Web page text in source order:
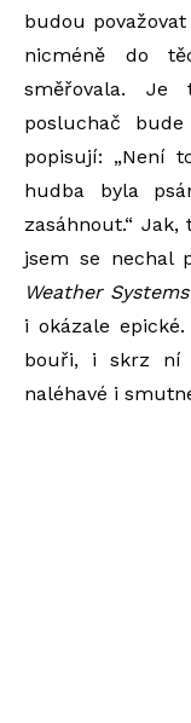
budou
nicméně do
směřovala.
posluchač
popisují: „Není
hudba byla
zasáhnout.“
jsem se nechal
Weather Systems
i okázale
bouři, i skrz ní
naléhavé i